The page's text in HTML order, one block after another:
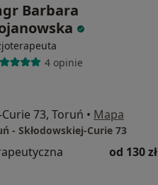
Barbara
4 opinie
73, Toruń • Mapa
- Skłodowskiej-Curie 73
od 130 zł